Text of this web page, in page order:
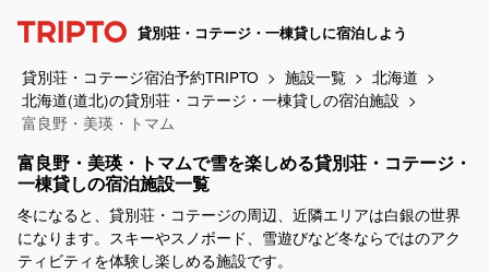
貸別荘・コテージ・一棟貸しに宿泊しよう
貸別荘・コテージ宿泊予約TRIPTO 施設一覧
北海道
北海道(道北)の貸別荘・コテージ・一棟貸しの宿泊施設
富良野・美瑛・トマム
富良野・美瑛・トマムで雪を楽しめる貸別荘・コテージ・
一棟貸しの宿泊施設一覧
冬になると、貸別荘・コテージの周辺、近隣エリアは白銀の世界
になります。スキーやスノボード、雪遊びなど冬ならではのアク
ティビティを体験し楽しめる施設です。